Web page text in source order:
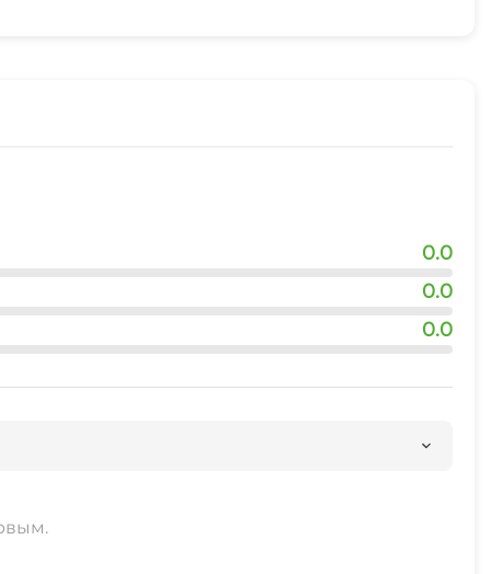
0.0
0.0
0.0